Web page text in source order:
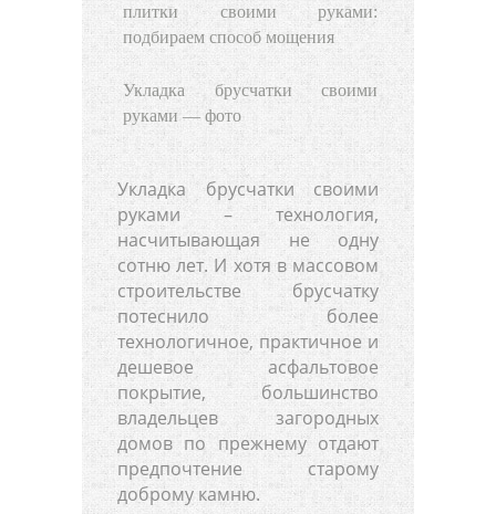
плитки своими руками:
подбираем способ мощения
Укладка брусчатки своими
руками — фото
Укладка брусчатки своими
руками – технология,
насчитывающая не одну
сотню лет. И хотя в массовом
строительстве брусчатку
потеснило более
технологичное, практичное и
дешевое асфальтовое
покрытие, большинство
владельцев загородных
домов по прежнему отдают
предпочтение старому
доброму камню.